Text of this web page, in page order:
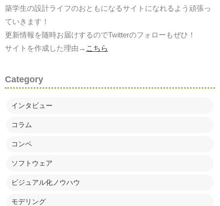
築学生の設計ライフのおともになるサイトになれるよう頑張っ
ていきます！
更新情報を随時お届けするのでTwitterのフォローもぜひ！
サイトを作成した理由→ こちら
Category
インタビュー
コラム
コンペ
ソフトウェア
ビジュアル化ノウハウ
モデリング